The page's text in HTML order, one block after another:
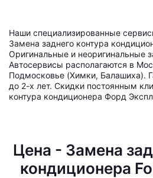
Наши специализированные
Замена заднего контура
Оригинальные и неоригинальные
Автосервисы располагаются в
Подмосковье (Химки, Балашиха).
до 2-х лет. Скидки постоянным
контура кондиционера Форд
Цена - Замена
кондиционера